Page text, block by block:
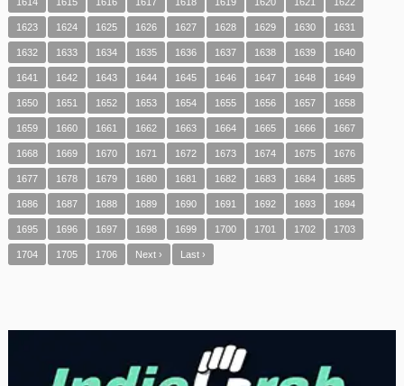
1623 1624 1625 1626 1627 1628 1629 1630 1631
1632 1633 1634 1635 1636 1637 1638 1639 1640
1641 1642 1643 1644 1645 1646 1647 1648 1649
1650 1651 1652 1653 1654 1655 1656 1657 1658
1659 1660 1661 1662 1663 1664 1665 1666 1667
1668 1669 1670 1671 1672 1673 1674 1675 1676
1677 1678 1679 1680 1681 1682 1683 1684 1685
1686 1687 1688 1689 1690 1691 1692 1693 1694
1695 1696 1697 1698 1699 1700 1701 1702 1703
1704 1705 1706 Next › Last ›